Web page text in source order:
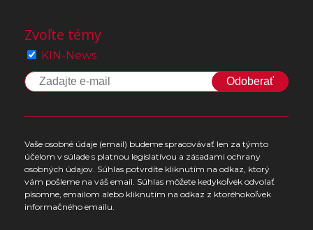
Zvoľte témy
KIN-News
Odoberať
Vaše osobné údaje (email) budeme spracovávať len za týmto
účelom v súlade s platnou legislatívou a zásadami ochrany
osobných údajov. Súhlas potvrdíte kliknutím na odkaz, ktorý
vám pošleme na váš email. Súhlas môžete kedykoľvek odvolať
písomne, emailom alebo kliknutím na odkaz z ktoréhokoľvek
informačného emailu.